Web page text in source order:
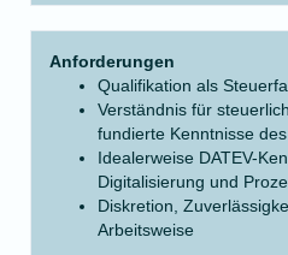
Anforderungen
Qualifikation als
Verständnis für
fundierte Kenntnisse
Idealerweise DATEV-
Digitalisierung und
Diskretion,
Arbeitsweise